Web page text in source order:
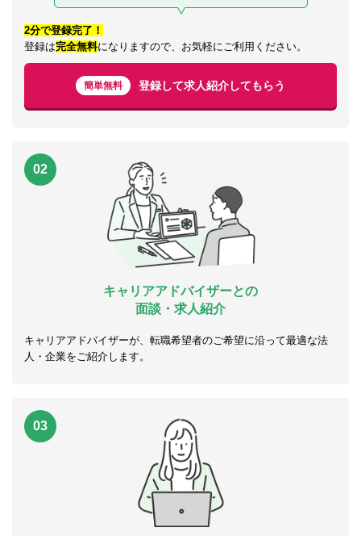
2分で登録完了！
登録は完全無料になりますので、お気軽にご利用ください。
簡単無料 登録して求人紹介してもらう
02
キャリアアドバイザーとの
面談・求人紹介
キャリアアドバイザーが、転職希望者のご希望に沿って最適な法
人・企業をご紹介します。
03